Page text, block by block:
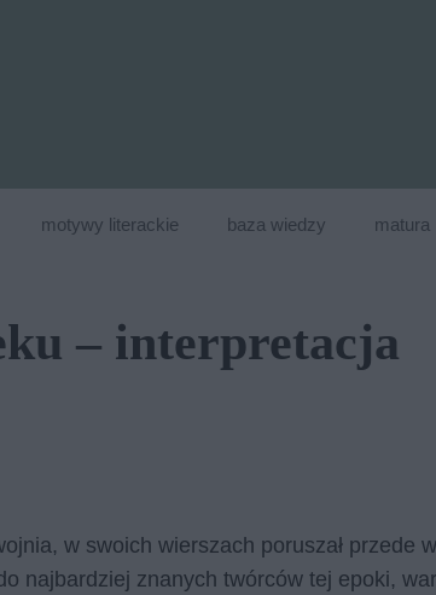
motywy literackie baza wiedzy matura
– interpretacja
w swoich wierszach poruszał przede
najbardziej znanych twórców tej epoki,